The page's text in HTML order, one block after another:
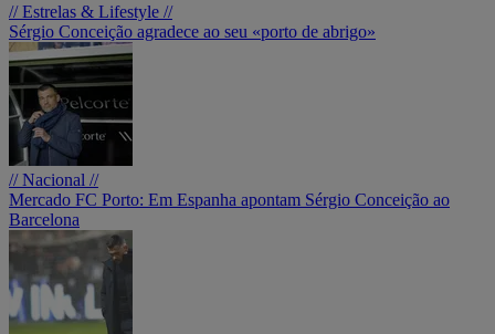
// Estrelas & Lifestyle //
Sérgio Conceição agradece ao seu «porto de abrigo»
// Nacional //
Mercado FC Porto: Em Espanha apontam Sérgio Conceição ao
Barcelona